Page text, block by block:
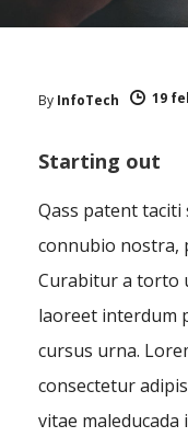
By InfoTech 19
Starting out
Qass patent
connubio nostra,
Curabitur a torto
laoreet interdum
cursus urna.
consectetur
vitae